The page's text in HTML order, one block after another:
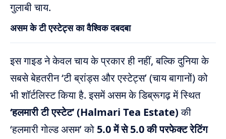
गुलाबी चाय.
असम के टी एस्टेट्स का वैश्विक दबदबा
इस गाइड ने केवल चाय के प्रकार ही नहीं, बल्कि दुनिया के
सबसे बेहतरीन ‘टी ब्रांड्स और एस्टेट्स’ (चाय बागानों) को
भी शॉर्टलिस्ट किया है.इसमें असम के डिब्रूगढ़ में स्थित
‘हलमारी टी एस्टेट’ (Halmari Tea Estate)की
‘हलमारी गोल्ड असम’ को 5.0 में से 5.0 की परफेक्ट रेटिंग